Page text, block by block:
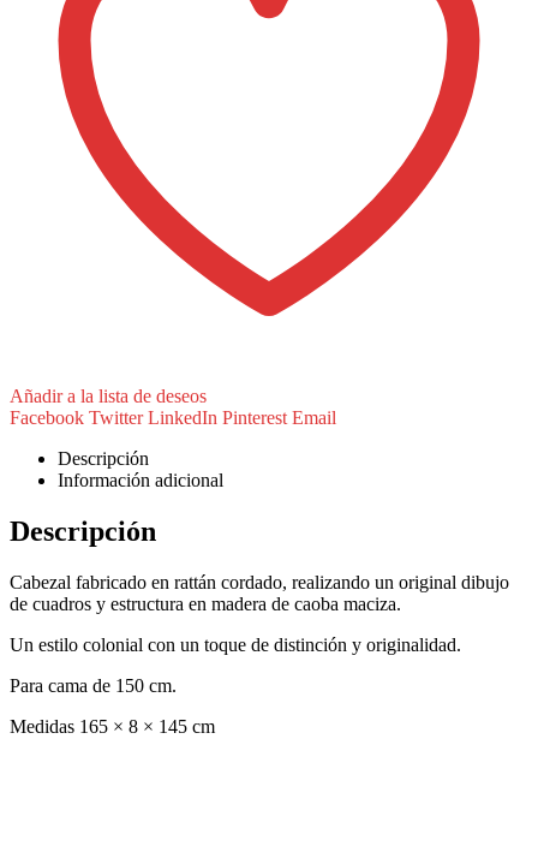
Añadir a la lista de deseos
Facebook Twitter LinkedIn Pinterest Email
Descripción
Información adicional
Descripción
Cabezal fabricado en rattán cordado, realizando un original dibujo
de cuadros y estructura en madera de caoba maciza.
Un estilo colonial con un toque de distinción y originalidad.
Para cama de 150 cm.
Medidas 165 × 8 × 145 cm